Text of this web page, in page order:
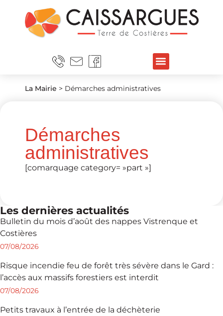
La Mairie > Démarches administratives
Démarches
administratives
[comarquage category= »part »]
Les dernières actualités
Bulletin du mois d’août des nappes Vistrenque et
Costières
07/08/2026
Risque incendie feu de forêt très sévère dans le Gard :
l’accès aux massifs forestiers est interdit
07/08/2026
Petits travaux à l’entrée de la déchèterie